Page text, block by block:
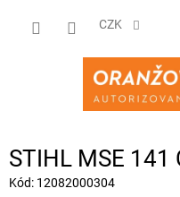
CZK
STIHL MSE 141
Kód: 12082000304